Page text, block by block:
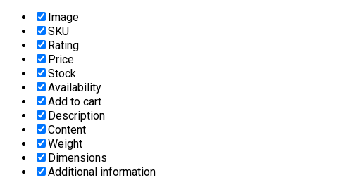
Image
SKU
Rating
Price
Stock
Availability
Add to cart
Description
Content
Weight
Dimensions
Additional information